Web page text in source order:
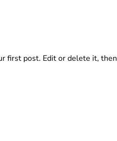
first post. Edit or delete it,